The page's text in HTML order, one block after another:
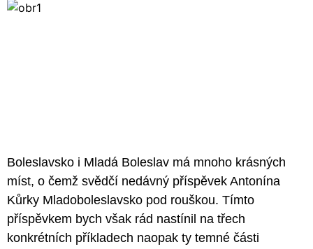
Boleslavsko i Mladá Boleslav má mnoho krásných
míst, o čemž svědčí nedávný příspěvek Antonína
Kůrky Mladoboleslavsko pod rouškou. Tímto
příspěvkem bych však rád nastínil na třech
konkrétních příkladech naopak ty temné části